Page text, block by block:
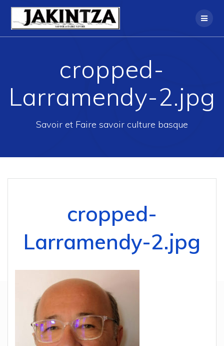
Skip
to
content
cropped-
Larramendy-2.jpg
Savoir et Faire savoir culture basque
cropped-
Larramendy-2.jpg